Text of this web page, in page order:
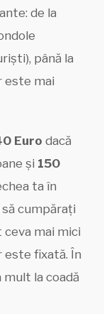
de la
până la
este mai
Euro dacă
și 150
ta în
cumpărați
mai mici
este fixată. În
la coadă